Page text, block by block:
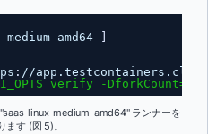
amd64
: //
verify -DforkCount=4'
linux-medium-amd64" ランナーを
す (図 5)。